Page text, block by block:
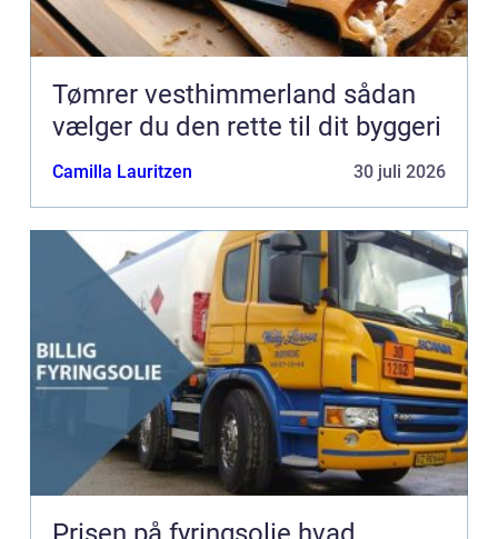
Tømrer vesthimmerland sådan
vælger du den rette til dit byggeri
Camilla Lauritzen 30 juli 2026